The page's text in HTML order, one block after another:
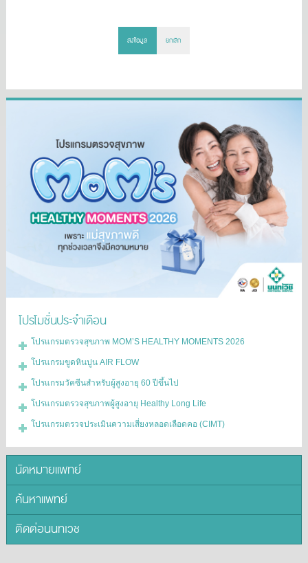
ส่งข้อมูล ยกเลิก
โปรโมชั่นประจำเดือน
โปรแกรมตรวจสุขภาพ MOM’S HEALTHY MOMENTS 2026
โปรแกรมขูดหินปูน AIR FLOW
โปรแกรมวัคซีนสำหรับผู้สูงอายุ 60 ปีขึ้นไป
โปรแกรมตรวจสุขภาพผู้สูงอายุ Healthy Long Life
โปรแกรมตรวจประเมินความเสี่ยงหลอดเลือดคอ (CIMT)
นัดหมายแพทย์
ค้นหาแพทย์
ติดต่อนนทเวช